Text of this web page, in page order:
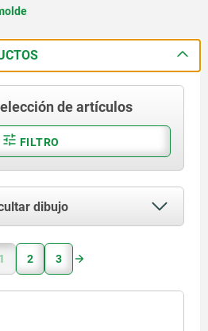
de artículos
FILTRO
dibujo
1 2 3